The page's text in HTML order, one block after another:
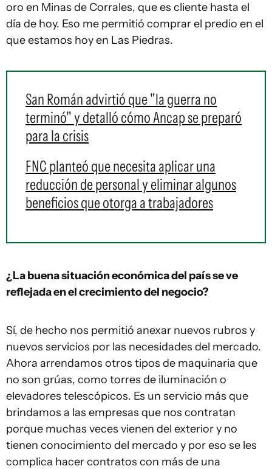
oro en Minas de Corrales, que es cliente hasta el
día de hoy. Eso me permitió comprar el predio en el
que estamos hoy en Las Piedras.
San Román advirtió que "la guerra no
terminó" y detalló cómo Ancap se preparó
para la crisis
FNC planteó que necesita aplicar una
reducción de personal y eliminar algunos
beneficios que otorga a trabajadores
¿La buena situación económica del país se ve
reflejada en el crecimiento del negocio?
Sí, de hecho nos permitió anexar nuevos rubros y
nuevos servicios por las necesidades del mercado.
Ahora arrendamos otros tipos de maquinaria que
no son grúas, como torres de iluminación o
elevadores telescópicos. Es un servicio más que
brindamos a las empresas que nos contratan
porque muchas veces vienen del exterior y no
tienen conocimiento del mercado y por eso se les
complica hacer contratos con más de una